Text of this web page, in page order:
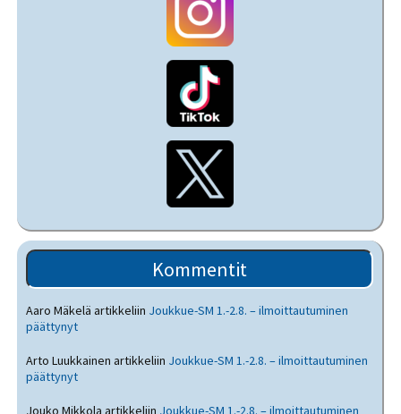
Kommentit
Aaro Mäkelä artikkeliin Joukkue-SM 1.-2.8. – ilmoittautuminen
päättynyt
Arto Luukkainen artikkeliin Joukkue-SM 1.-2.8. – ilmoittautuminen
päättynyt
Jouko Mikkola artikkeliin Joukkue-SM 1.-2.8. – ilmoittautuminen